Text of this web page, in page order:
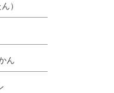
）
ん